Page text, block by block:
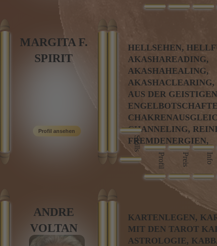
MARGITA F.
SPIRIT
HELLSEHEN,
AKASHAREADING,
AKASHAHEALING,
AKASHACLEARING,
AUS DER
CHANNELING,
FREMDENERGIEN,
HUMANENERGETIK,
TIERENERGETIK,
ENERGIEARBEIT,
AURAREINIGUNG,
KARMISCHE
Skills
Profil
Preis Info
ANDRE
VOLTAN
KARTENLEGEN,
MIT DEN TAROT
ASTROLOGIE,